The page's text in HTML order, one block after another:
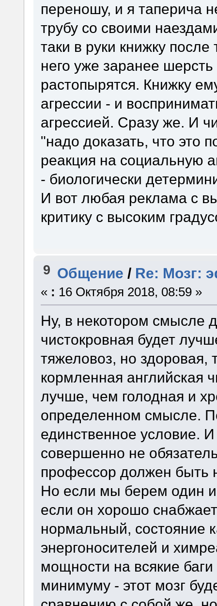
переношу, и я таперича
трубу со своими
таки в руки книжку
него уже заранее
растопырятся. Книжку
агрессии - и
агрессией. Сразу же. И
"надо доказать, что это
реакция на социальную
- биологически
И вот любая реклама с
критику с высоким
9 Общение / Re: Мозг:
« : 16 Октября 2018, 08:59 »
Ну, в некотором смысле
чистокровная будет
тяжеловоз, но
кормленная английская
лучше, чем голодная и
определенном смысле.
единственное условие.
совершенно не
профессор должен
Но если мы берем один и
если он хорошо
нормальный, состояние
энергоносителей и
мощности на всякие
минимуму - этот мозг